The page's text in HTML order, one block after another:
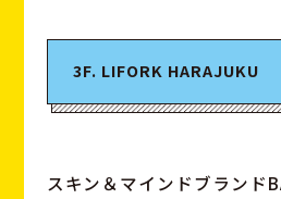
3F. LIFORK HARAJUKU
スキン＆マインドブランド